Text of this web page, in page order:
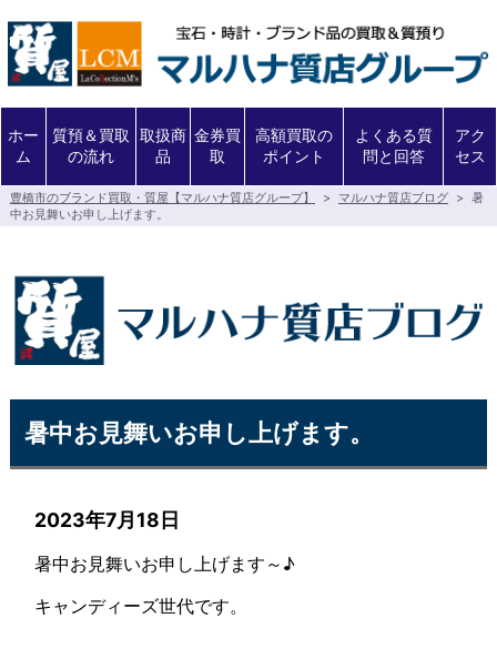
ホー
ム
質預＆買取
の流れ
取扱商
品
金券買
取
高額買取の
ポイント
よくある質
問と回答
アク
セス
豊橋市のブランド買取・質屋【マルハナ質店グループ】 > マルハナ質店ブログ > 暑
中お見舞いお申し上げます。
暑中お見舞いお申し上げます。
2023年7月18日
暑中お見舞いお申し上げます～♪
キャンディーズ世代です。